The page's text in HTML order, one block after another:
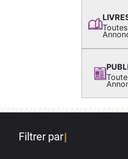
Filtrer par